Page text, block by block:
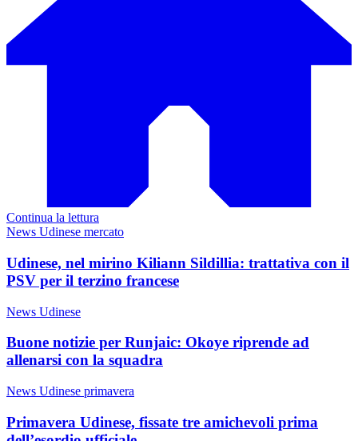
Continua la lettura
News Udinese mercato
Udinese, nel mirino Kiliann Sildillia: trattativa con il
PSV per il terzino francese
News Udinese
Buone notizie per Runjaic: Okoye riprende ad
allenarsi con la squadra
News Udinese primavera
Primavera Udinese, fissate tre amichevoli prima